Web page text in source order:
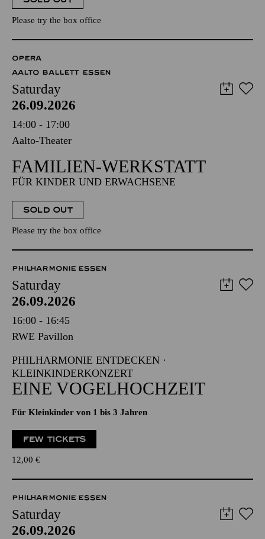
Please try the box office
OPERA
AALTO BALLETT ESSEN
Saturday
26.09.2026
14:00 - 17:00
Aalto-Theater
FAMILIEN-WERKSTATT
FÜR KINDER UND ERWACHSENE
SOLD OUT
Please try the box office
PHILHARMONIE ESSEN
Saturday
26.09.2026
16:00 - 16:45
RWE Pavillon
PHILHARMONIE ENTDECKEN ·
KLEINKINDERKONZERT
EINE VOGELHOCHZEIT
Für Kleinkinder von 1 bis 3 Jahren
FEW TICKETS
12,00 €
PHILHARMONIE ESSEN
Saturday
26.09.2026